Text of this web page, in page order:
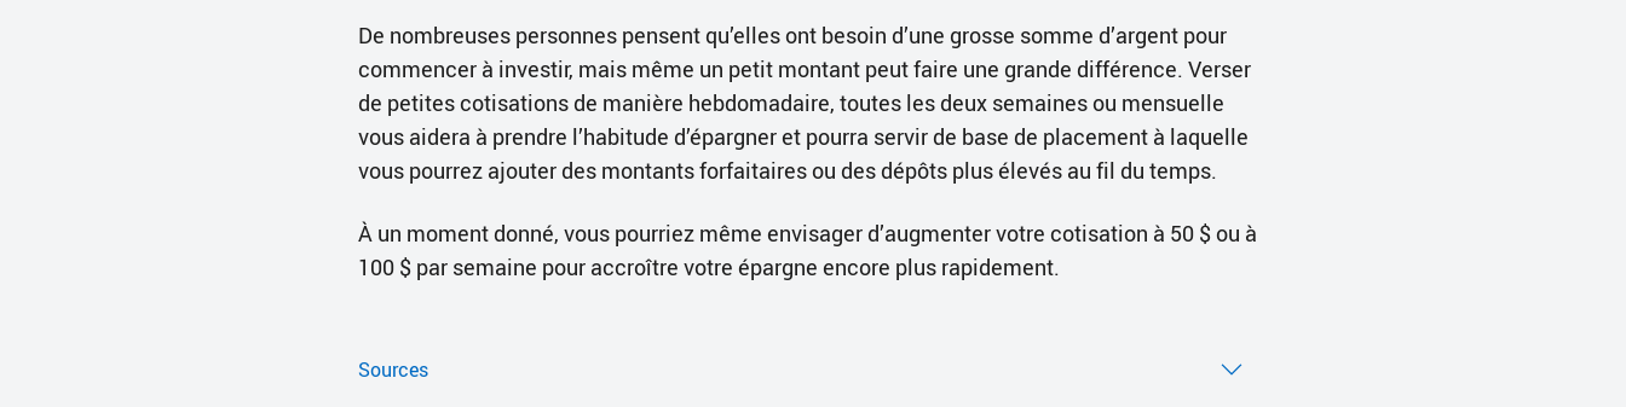
De nombreuses personnes pensent qu’elles ont besoin d’une grosse somme d’argent pour
commencer à investir, mais même un petit montant peut faire une grande différence. Verser
de petites cotisations de manière hebdomadaire, toutes les deux semaines ou mensuelle
vous aidera à prendre l’habitude d’épargner et pourra servir de base de placement à laquelle
vous pourrez ajouter des montants forfaitaires ou des dépôts plus élevés au fil du temps.
À un moment donné, vous pourriez même envisager d’augmenter votre cotisation à 50 $ ou à
100 $ par semaine pour accroître votre épargne encore plus rapidement.
Sources